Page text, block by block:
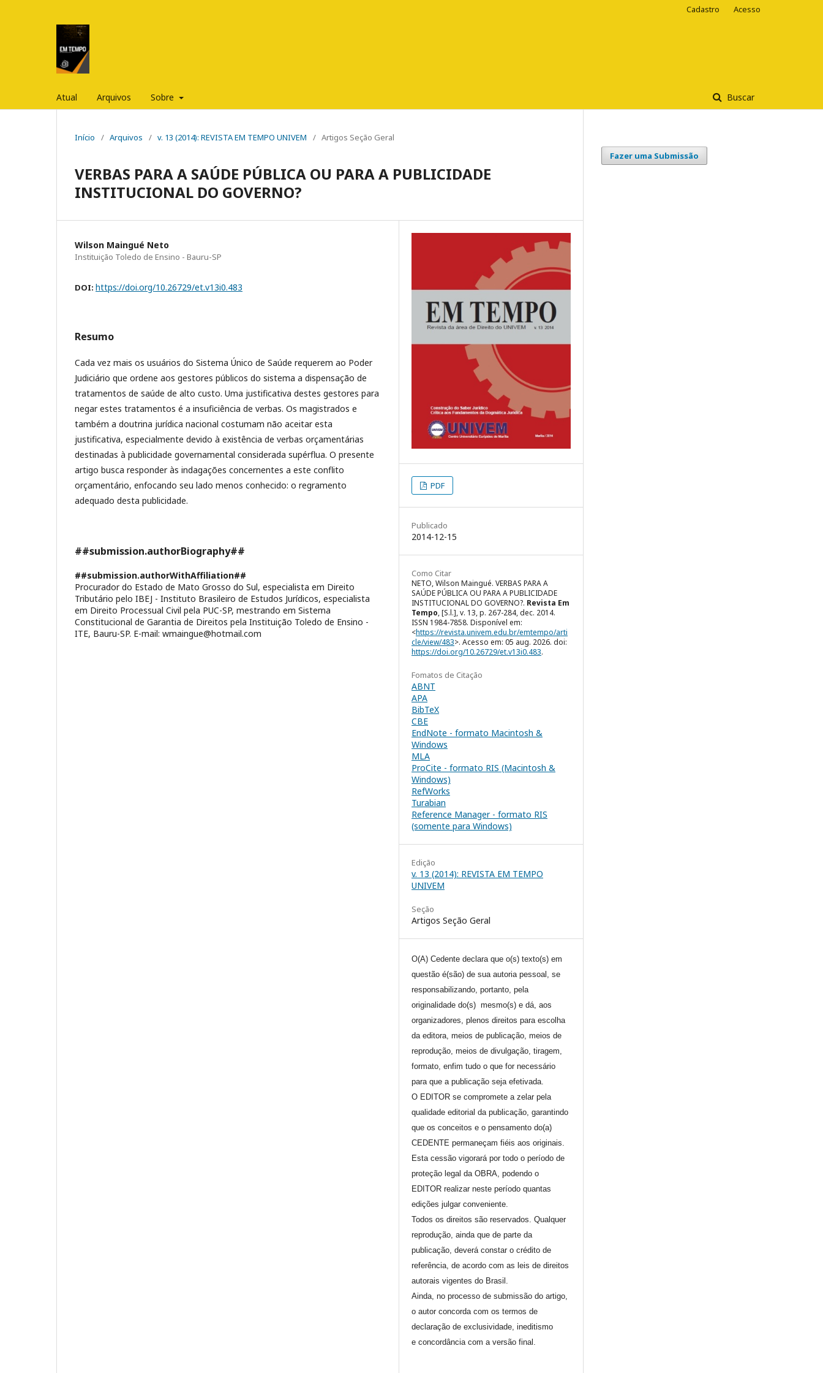
Atual Arquivos Sobre Buscar
Cadastro Acesso
Início / Arquivos / v. 13 (2014): REVISTA EM TEMPO UNIVEM / Artigos Seção Geral
VERBAS PARA A SAÚDE PÚBLICA OU PARA A PUBLICIDADE
INSTITUCIONAL DO GOVERNO?
Wilson Maingué Neto
Instituição Toledo de Ensino - Bauru-SP
DOI: https://doi.org/10.26729/et.v13i0.483
Resumo
Cada vez mais os usuários do Sistema Único de Saúde requerem ao Poder
Judiciário que ordene aos gestores públicos do sistema a dispensação de
tratamentos de saúde de alto custo. Uma justificativa destes gestores para
negar estes tratamentos é a insuficiência de verbas. Os magistrados e
também a doutrina jurídica nacional costumam não aceitar esta
justificativa, especialmente devido à existência de verbas orçamentárias
destinadas à publicidade governamental considerada supérflua. O presente
artigo busca responder às indagações concernentes a este conflito
orçamentário, enfocando seu lado menos conhecido: o regramento
adequado desta publicidade.
##submission.authorBiography##
##submission.authorWithAffiliation##
Procurador do Estado de Mato Grosso do Sul, especialista em Direito
Tributário pelo IBEJ - Instituto Brasileiro de Estudos Jurídicos, especialista
em Direito Processual Civil pela PUC-SP, mestrando em Sistema
Constitucional de Garantia de Direitos pela Instituição Toledo de Ensino -
ITE, Bauru-SP. E-mail: wmaingue@hotmail.com
PDF
Publicado
2014-12-15
Como Citar
NETO, Wilson Maingué. VERBAS PARA A
SAÚDE PÚBLICA OU PARA A PUBLICIDADE
INSTITUCIONAL DO GOVERNO?. Revista Em
Tempo, [S.l.], v. 13, p. 267-284, dec. 2014.
ISSN 1984-7858. Disponível em:
<https://revista.univem.edu.br/emtempo/arti
cle/view/483>. Acesso em: 05 aug. 2026. doi:
https://doi.org/10.26729/et.v13i0.483.
Fomatos de Citação
ABNT
APA
BibTeX
CBE
EndNote - formato Macintosh &
Windows
MLA
ProCite - formato RIS (Macintosh &
Windows)
RefWorks
Turabian
Reference Manager - formato RIS
(somente para Windows)
Edição
v. 13 (2014): REVISTA EM TEMPO
UNIVEM
Seção
Artigos Seção Geral
O(A) Cedente declara que o(s) texto(s) em
questão é(são) de sua autoria pessoal, se
responsabilizando, portanto, pela
originalidade do(s) mesmo(s) e dá, aos
organizadores, plenos direitos para escolha
da editora, meios de publicação, meios de
reprodução, meios de divulgação, tiragem,
formato, enfim tudo o que for necessário
para que a publicação seja efetivada.
O EDITOR se compromete a zelar pela
qualidade editorial da publicação, garantindo
que os conceitos e o pensamento do(a)
CEDENTE permaneçam fiéis aos originais.
Esta cessão vigorará por todo o período de
proteção legal da OBRA, podendo o
EDITOR realizar neste período quantas
edições julgar conveniente.
Todos os direitos são reservados. Qualquer
reprodução, ainda que de parte da
publicação, deverá constar o crédito de
referência, de acordo com as leis de direitos
autorais vigentes do Brasil.
Ainda, no processo de submissão do artigo,
o autor concorda com os termos de
declaração de exclusividade, ineditismo
e concordância com a versão final.
Fazer uma Submissão